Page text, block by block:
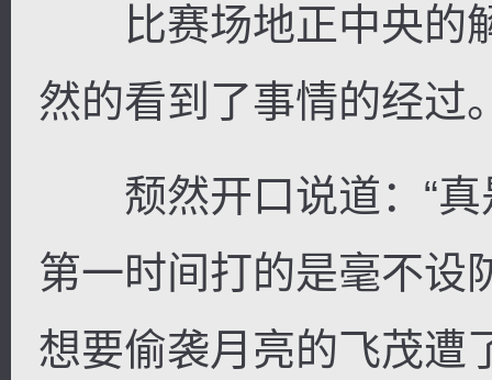
比赛场地正中央的
然的看到了事情的经过
颓然开口说道：“真
第一时间打的是毫不设
想要偷袭月亮的飞茂遭